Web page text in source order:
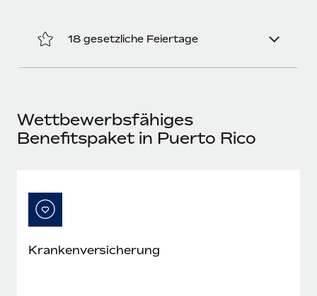
18 gesetzliche Feiertage
Wettbewerbsfähiges
Benefitspaket in Puerto Rico
Kranken­versicherung